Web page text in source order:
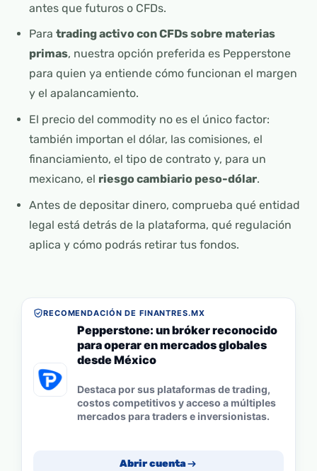
antes que futuros o CFDs.
Para trading activo con CFDs sobre materias
primas, nuestra opción preferida es Pepperstone
para quien ya entiende cómo funcionan el margen
y el apalancamiento.
El precio del commodity no es el único factor:
también importan el dólar, las comisiones, el
financiamiento, el tipo de contrato y, para un
mexicano, el riesgo cambiario peso-dólar.
Antes de depositar dinero, comprueba qué entidad
legal está detrás de la plataforma, qué regulación
aplica y cómo podrás retirar tus fondos.
RECOMENDACIÓN DE FINANTRES.MX
Pepperstone: un bróker reconocido
para operar en mercados globales
desde México
Destaca por sus plataformas de trading,
costos competitivos y acceso a múltiples
mercados para traders e inversionistas.
Abrir cuenta